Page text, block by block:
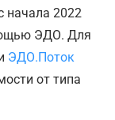
начала 2022
ЭДО. Для
ЭДО.Поток
от типа